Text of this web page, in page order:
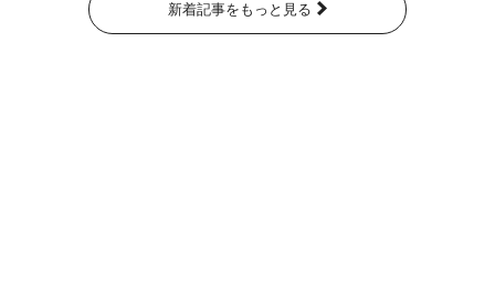
新着記事をもっと見る